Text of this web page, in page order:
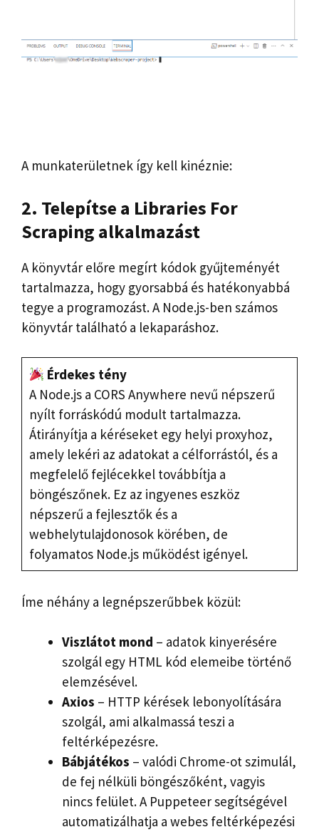
A munkaterületnek így kell kinéznie:
2. Telepítse a Libraries For
Scraping alkalmazást
A könyvtár előre megírt kódok gyűjteményét
tartalmazza, hogy gyorsabbá és hatékonyabbá
tegye a programozást. A Node.js-ben számos
könyvtár található a lekaparáshoz.
Érdekes tény
A Node.js a CORS Anywhere nevű népszerű
nyílt forráskódú modult tartalmazza.
Átirányítja a kéréseket egy helyi proxyhoz,
amely lekéri az adatokat a célforrástól, és a
megfelelő fejlécekkel továbbítja a
böngészőnek. Ez az ingyenes eszköz
népszerű a fejlesztők és a
webhelytulajdonosok körében, de
folyamatos Node.js működést igényel.
Íme néhány a legnépszerűbbek közül:
Viszlátot mond – adatok kinyerésére
szolgál egy HTML kód elemeibe történő
elemzésével.
Axios – HTTP kérések lebonyolítására
szolgál, ami alkalmassá teszi a
feltérképezésre.
Bábjátékos – valódi Chrome-ot szimulál,
de fej nélküli böngészőként, vagyis
nincs felület. A Puppeteer segítségével
automatizálhatja a webes feltérképezési